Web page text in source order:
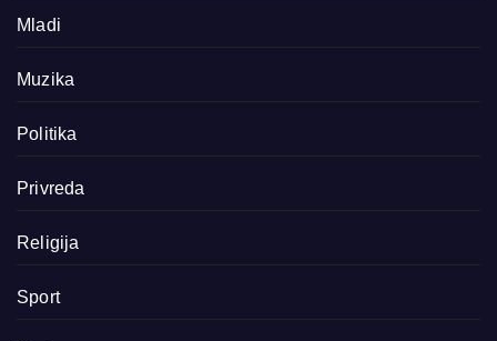
Mladi
Muzika
Politika
Privreda
Religija
Sport